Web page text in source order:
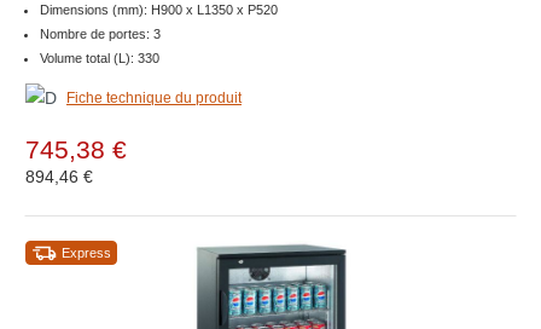
Dimensions (mm): H900 x L1350 x P520
Nombre de portes: 3
Volume total (L): 330
Fiche technique du produit
745,38 €
894,46 €
Express